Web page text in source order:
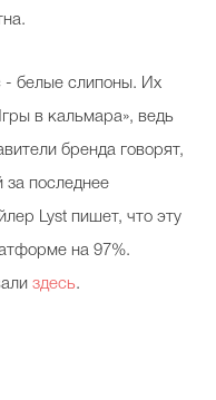
- белые слипоны. Их
в кальмара», ведь
бренда говорят,
за последнее
Lyst пишет, что эту
на 97%.
здесь.